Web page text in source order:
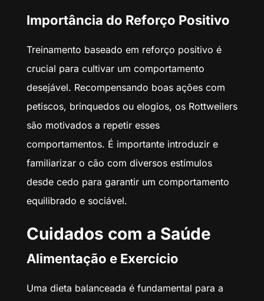
Importância do Reforço Positivo
Treinamento baseado em reforço positivo é
crucial para cultivar um comportamento
desejável. Recompensando boas ações com
petiscos, brinquedos ou elogios, os Rottweilers
são motivados a repetir esses
comportamentos. É importante introduzir e
familiarizar o cão com diversos estímulos
desde cedo para garantir um comportamento
equilibrado e sociável.
Cuidados com a Saúde
Alimentação e Exercício
Uma dieta balanceada é fundamental para a